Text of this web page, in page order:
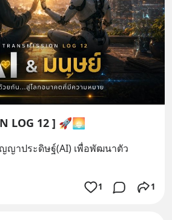
LOG 12 ] 🚀🌅
ญาประดิษฐ์(AI) เพื่อพัฒนาตัว
1 1